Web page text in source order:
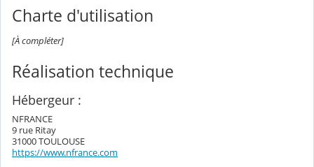
Charte d'utilisation
[À compléter]
Réalisation technique
Hébergeur :
NFRANCE
9 rue Ritay
31000 TOULOUSE
https://www.nfrance.com